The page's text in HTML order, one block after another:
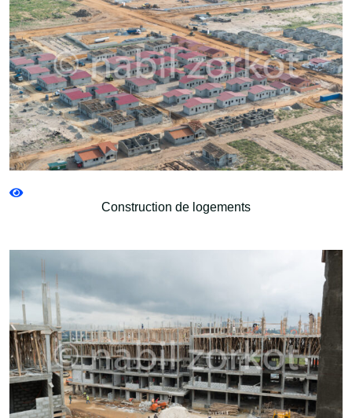
Construction de logements